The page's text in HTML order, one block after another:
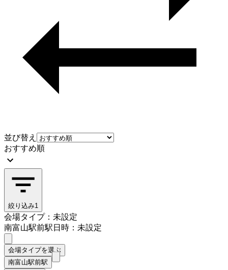
並び替え
おすすめ順
絞り込み1
会場タイプ：未設定
南富山駅前駅日時：未設定
会場タイプを選ぶ
南富山駅前駅